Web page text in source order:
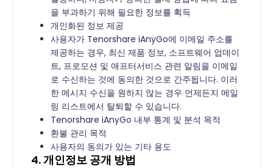
을 부과하기 위해 필요한 정보를 획득
개인화된 정보 제공
사용자가 Tenorshare iAnyGo에 이메일 주소를
제공하는 경우, 최신 제품 정보, 소프트웨어 업데이
트, 프로모션 및 애프터서비스 관련 알림을 이메일
로 수신하는 것에 동의한 것으로 간주됩니다. 이러
한 메시지 수신을 원하지 않는 경우 언제든지 메일
링 리스트에서 탈퇴할 수 있습니다.
Tenorshare iAnyGo 내부 통계 및 분석 목적
환불 관리 목적
사용자의 동의가 있는 기타 용도
4. 개인정보 공개 방법